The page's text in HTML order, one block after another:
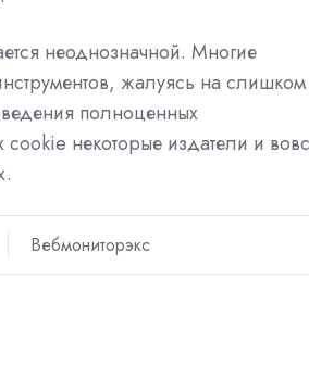
неоднозначной. Многие
жалуясь на слишком
полноценных
cookie некоторые издатели и
Вебмониторэкс